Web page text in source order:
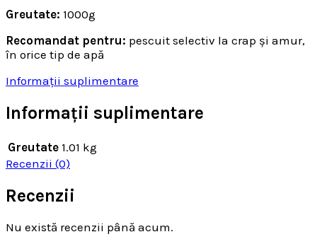
Greutate: 1000g
Recomandat pentru: pescuit selectiv la crap și amur,
în orice tip de apă
Informații suplimentare
Informații suplimentare
Greutate 1.01 kg
Recenzii (0)
Recenzii
Nu există recenzii până acum.